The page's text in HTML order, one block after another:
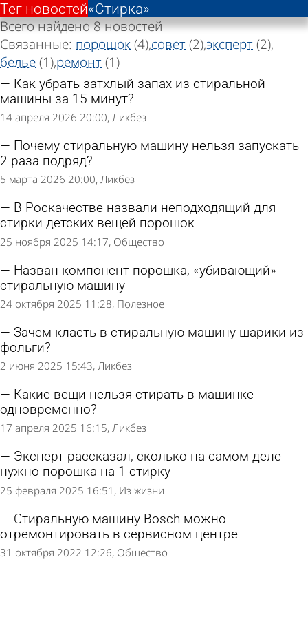
«Стирка»
Тег новостей
Всего найдено 8 новостей
Связанные: порошок(4)совет(2)эксперт(2)
белье(1)ремонт(1)
Как убрать затхлый запах из стиральной
машины за 15 минут?
14 апреля 2026 20:00 Ликбез
Почему стиральную машину нельзя запускать
2 раза подряд?
5 марта 2026 20:00 Ликбез
В Роскачестве назвали неподходящий для
стирки детских вещей порошок
25 ноября 2025 14:17 Общество
Назван компонент порошка, «убивающий»
стиральную машину
24 октября 2025 11:28 Полезное
Зачем класть в стиральную машину шарики из
фольги?
2 июня 2025 15:43 Ликбез
Какие вещи нельзя стирать в машинке
одновременно?
17 апреля 2025 16:15 Ликбез
Эксперт рассказал, сколько на самом деле
нужно порошка на 1 стирку
25 февраля 2025 16:51 Из жизни
Стиральную машину Bosch можно
отремонтировать в сервисном центре
31 октября 2022 12:26 Общество
«Стирка»
Тег новостей